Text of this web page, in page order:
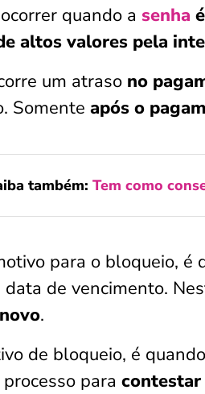
quando a senha
altos valores pela
um atraso no
Somente após o
também:Tem como
para o bloqueio, é
data de vencimento.
.
de bloqueio, é
para